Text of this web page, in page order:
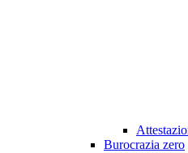
Burocrazia zero